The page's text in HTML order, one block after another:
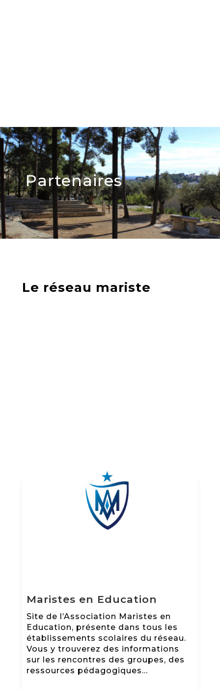
Partenaires
Le réseau mariste
Maristes en Education
Site de l’Association Maristes en
Education, présente dans tous les
établissements scolaires du réseau.
Vous y trouverez des informations
sur les rencontres des groupes, des
ressources pédagogiques…